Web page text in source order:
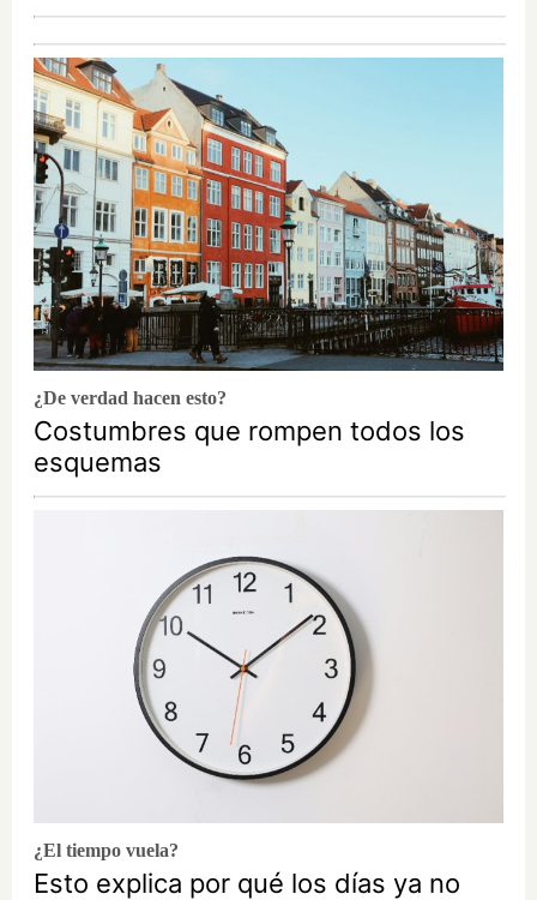
¿De verdad hacen esto?
Costumbres que rompen todos los
esquemas
¿El tiempo vuela?
Esto explica por qué los días ya no